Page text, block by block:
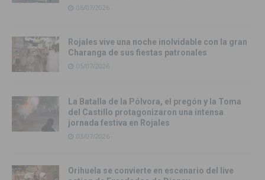
06/07/2026
Rojales vive una noche inolvidable con la gran
Charanga de sus fiestas patronales
05/07/2026
La Batalla de la Pólvora, el pregón y la Toma
del Castillo protagonizaron una intensa
jornada festiva en Rojales
03/07/2026
Orihuela se convierte en escenario del live